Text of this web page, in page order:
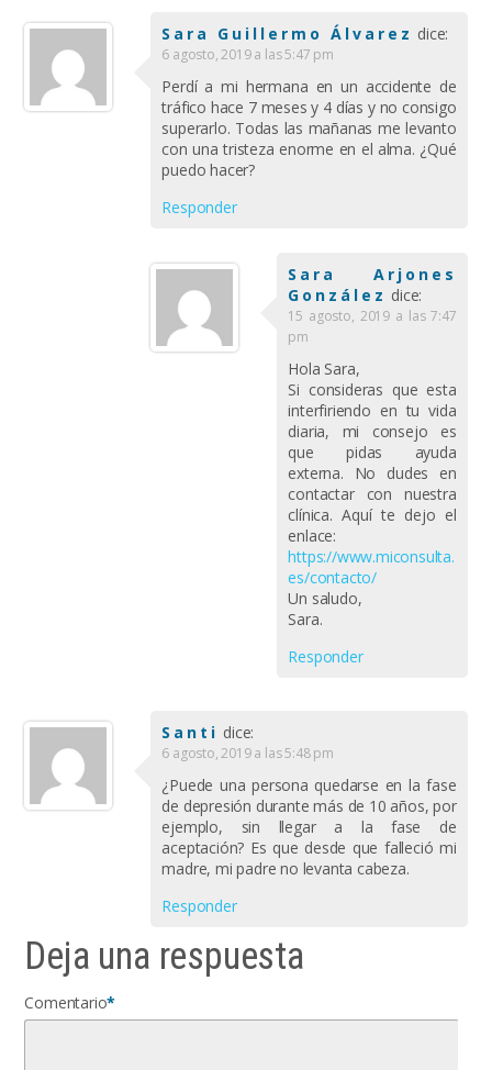
Sara Guillermo Álvarez dice:
6 agosto, 2019 a las 5:47 pm
Perdí a mi hermana en un accidente de
tráfico hace 7 meses y 4 días y no consigo
superarlo. Todas las mañanas me levanto
con una tristeza enorme en el alma. ¿Qué
puedo hacer?
Responder
Sara Arjones
González dice:
15 agosto, 2019 a las 7:47
pm
Hola Sara,
Si consideras que esta
interfiriendo en tu vida
diaria, mi consejo es
que pidas ayuda
externa. No dudes en
contactar con nuestra
clínica. Aquí te dejo el
enlace:
https://www.miconsulta.
es/contacto/
Un saludo,
Sara.
Responder
Santi dice:
6 agosto, 2019 a las 5:48 pm
¿Puede una persona quedarse en la fase
de depresión durante más de 10 años, por
ejemplo, sin llegar a la fase de
aceptación? Es que desde que falleció mi
madre, mi padre no levanta cabeza.
Responder
Deja una respuesta
Comentario*